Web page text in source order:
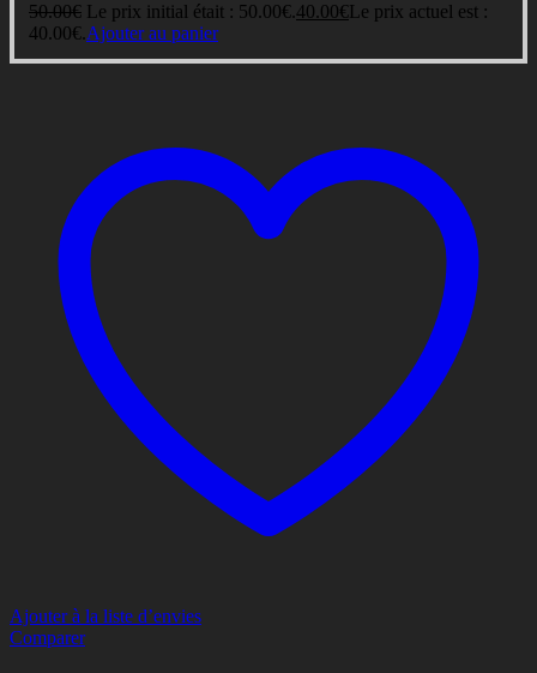
50.00€ Le prix initial était : 50.00€.40.00€Le prix actuel est :
40.00€.Ajouter au panier
Ajouter à la liste d’envies
Comparer